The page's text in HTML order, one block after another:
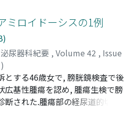
切除尿管は組織学的には, 粘膜か
細胞を認め, 広い細胞間隙や癌
癌grade 2, INFβ, pT3, pR0, pL1,
ミロイドーシスの1例
泌尿器科紀要 , Volume 42 , Issue
)
, 章人;寺地, 敏郎 ;岡田, 裕作;吉
;MIZUTANI, Youichi;TERAI,
;OKADA, Yusaku;YOSHIDA,
とする46歳女で, 膀胱鏡検査で後
広基性腫瘍を認め, 腫瘍生検で膀
された.腫瘍部の経尿道的切除
再発は認められていない